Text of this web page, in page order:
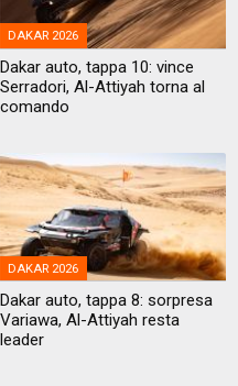
DAKAR 2026
Dakar auto, tappa 10: vince
Serradori, Al-Attiyah torna al
comando
DAKAR 2026
Dakar auto, tappa 8: sorpresa
Variawa, Al-Attiyah resta
leader